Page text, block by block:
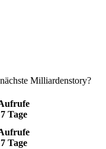
Milliardenstory?
7 Tage
7 Tage